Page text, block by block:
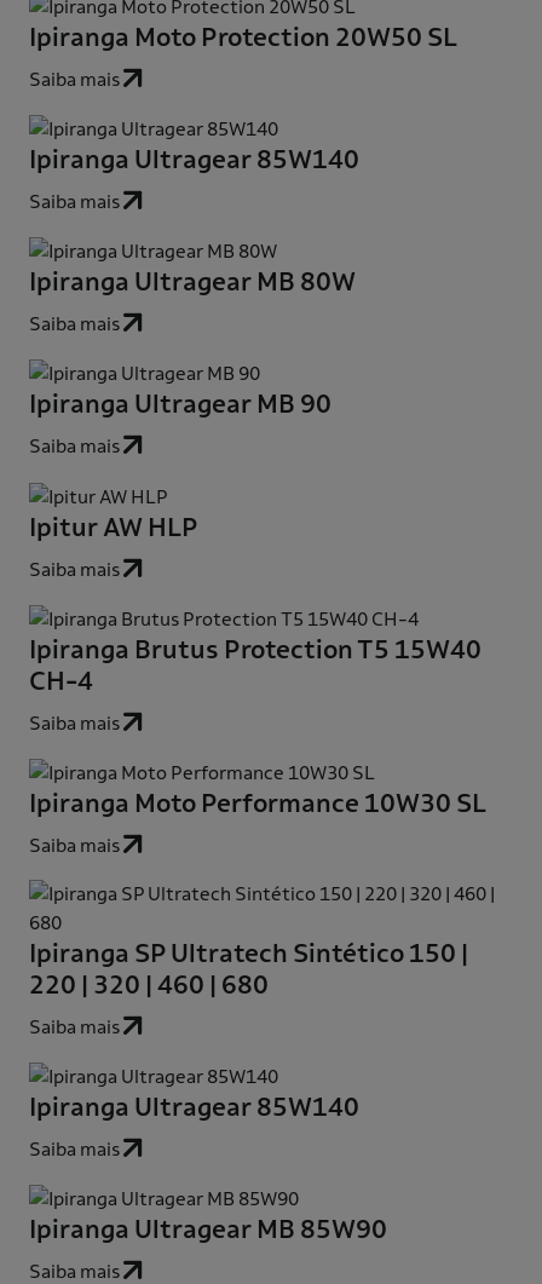
Ipiranga Moto Protection 20W50 SL
Saiba mais
Ipiranga Ultragear 85W140
Saiba mais
Ipiranga Ultragear MB 80W
Saiba mais
Ipiranga Ultragear MB 90
Saiba mais
Ipitur AW HLP
Saiba mais
Ipiranga Brutus Protection T5 15W40
CH-4
Saiba mais
Ipiranga Moto Performance 10W30 SL
Saiba mais
Ipiranga SP Ultratech Sintético 150 |
220 | 320 | 460 | 680
Saiba mais
Ipiranga Ultragear 85W140
Saiba mais
Ipiranga Ultragear MB 85W90
Saiba mais